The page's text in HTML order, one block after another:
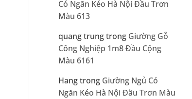
Có Ngăn Kéo Hà Nội Đầu Trơn
Màu 613
quang trungtrong Giường Gỗ
Công Nghiệp 1m8 Đầu Cộng
Màu 6161
Hangtrong Giường Ngủ Có
Ngăn Kéo Hà Nội Đầu Trơn Màu